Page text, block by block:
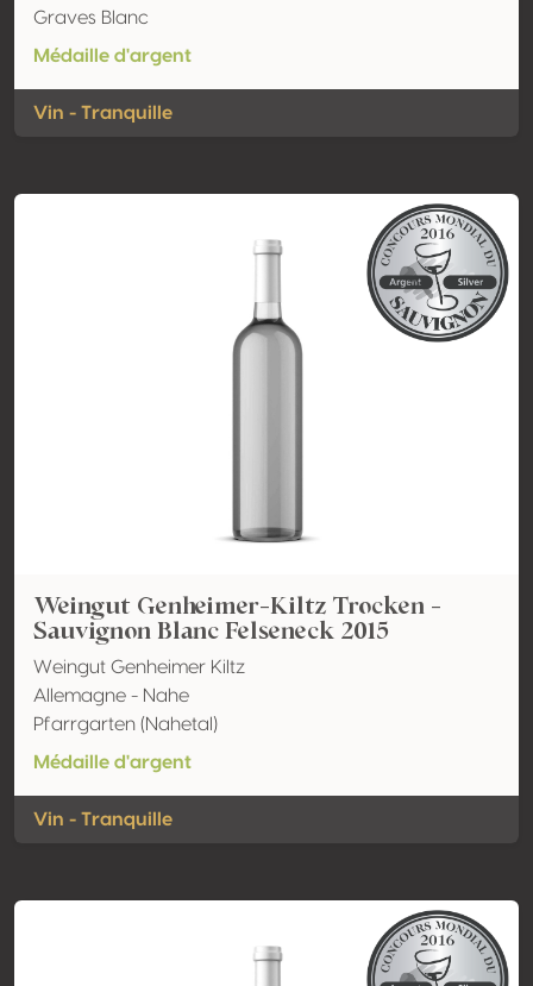
Graves Blanc
Médaille d'argent
Vin - Tranquille
Weingut Genheimer-Kiltz Trocken -
Sauvignon Blanc Felseneck 2015
Weingut Genheimer Kiltz
Allemagne - Nahe
Pfarrgarten (Nahetal)
Médaille d'argent
Vin - Tranquille